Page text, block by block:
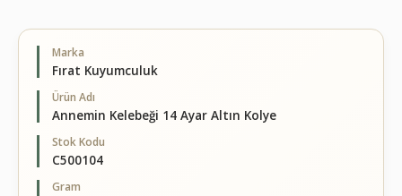
Marka
Fırat Kuyumculuk
Ürün Adı
Annemin Kelebeği 14 Ayar Altın Kolye
Stok Kodu
C500104
Gram